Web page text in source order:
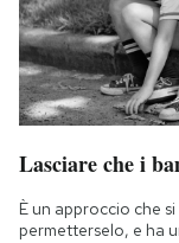
Lasciare che i
È un approccio che
permetterselo, e ha